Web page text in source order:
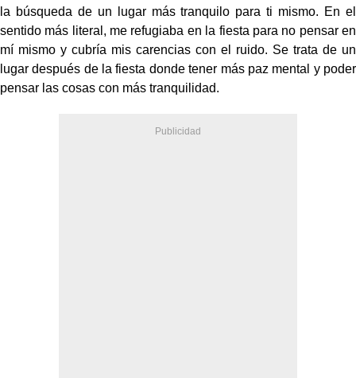
la búsqueda de un lugar más tranquilo para ti mismo. En el
sentido más literal, me refugiaba en la fiesta para no pensar en
mí mismo y cubría mis carencias con el ruido. Se trata de un
lugar después de la fiesta donde tener más paz mental y poder
pensar las cosas con más tranquilidad.